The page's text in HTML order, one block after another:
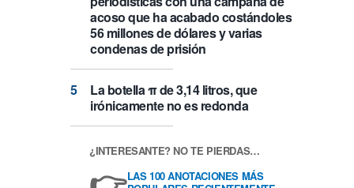
acoso que ha acabado costándoles
56 millones de dólares y varias
condenas de prisión
La botella π de 3,14 litros, que
irónicamente no es redonda
¿INTERESANTE? NO TE PIERDAS…
LAS 100 ANOTACIONES MÁS